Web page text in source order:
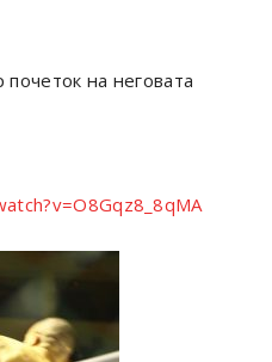
на неговата